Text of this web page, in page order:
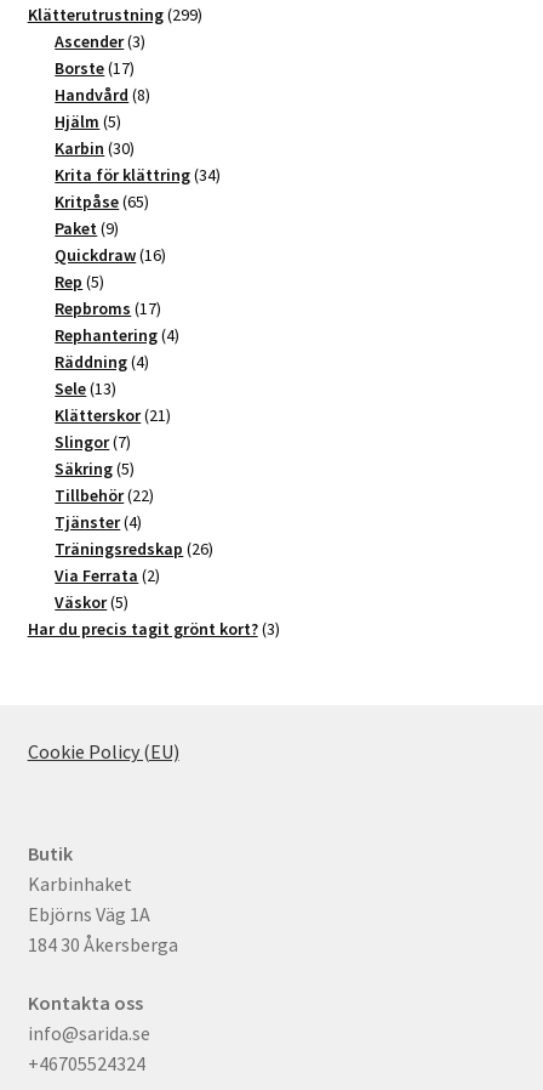
t
i
v
e
produkter
Klätterutrustning 299299
Ascender 33
Borste 1717
produkter
Handvård 88
Hjälm 55
produkter
Karbin 3030
produkter
Krita för klättring 3434
Kritpåse 6565
Paket 99
produkter
Quickdraw 1616
Rep 55
produkter
Repbroms 1717
produkter
Rephantering 44
Räddning 44
Sele 1313
produkter
Klätterskor 2121
Slingor 77
produkter
Säkring 55
produkter
Tillbehör 2222
Tjänster 44
produkter
Träningsredskap 2626
Via Ferrata 22
Väskor 55
produkter
Har du precis tagit grönt kort? 33
Cookie Policy (EU)
Butik
Karbinhaket
Ebjörns Väg 1A
184 30 Åkersberga
Kontakta oss
info@sarida.se
+46705524324